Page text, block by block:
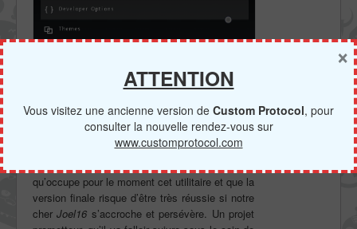
Les paramètres sont aussi réussis, si si c’est un point à
En conclusion, nous pouvons prédire que les
futurs mises à jour de ceCyanogenMod
qu’occupe pour le moment cet utilitaire et que la
version finale risque d’être très réussie si notre
cherJoel16 s’accroche et persévère. Un projet
ATTENTION
Vous visitez une ancienne version de Custom Protocol, pour
consulter la nouvelle rendez-vous sur
www.customprotocol.com
×